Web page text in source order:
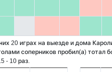
20 играх на выезде и дома
соперников пробил(а) тотал
- 10 раз.